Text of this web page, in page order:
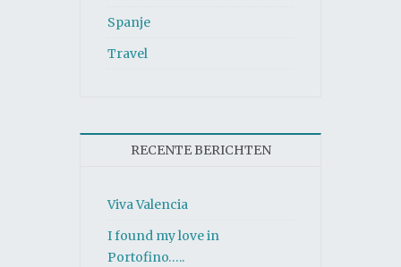
Spanje
Travel
RECENTE BERICHTEN
Viva Valencia
I found my love in
Portofino…..